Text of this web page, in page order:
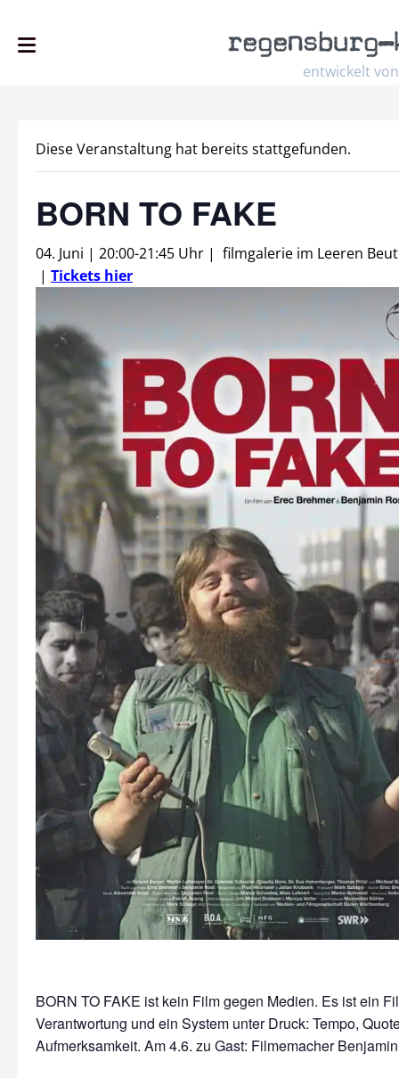
entwickelt von
regensburg–
Diese Veranstaltung hat bereits stattgefunden.
BORN TO FAKE
04. Juni | 20:00-21:45 Uhr | filmgalerie im Leeren
| Tickets hier
BORN TO FAKE ist kein Film gegen Medien. Es ist ein
Verantwortung und ein System unter Druck: Tempo,
Aufmerksamkeit. Am 4.6. zu Gast: Filmemacher